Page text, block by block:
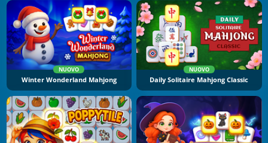
NUOVO
Winter Wonderland Mahjong
NUOVO
Daily Solitaire Mahjong Classic